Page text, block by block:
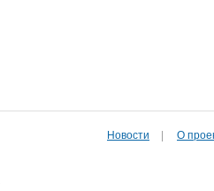
Новости О